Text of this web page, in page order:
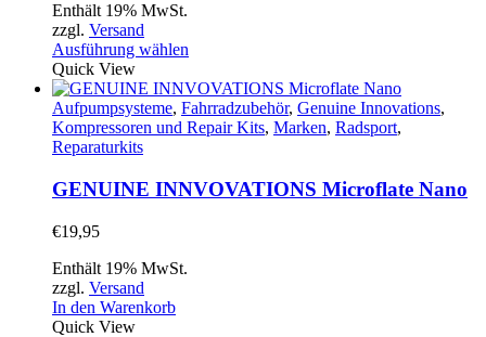
war:
€29,95
ist:
Enthält 19% MwSt.
zzgl. Versand
Ausführung wählen
weist
mehrere
Varianten
Optionen
Quick View
Aufpumpsysteme, Fahrradzubehör, Genuine Innovations,
Kompressoren und Repair Kits, Marken, Radsport,
Reparaturkits
GENUINE INNVOVATIONS Microflate Nano
€19,95
Enthält 19% MwSt.
zzgl. Versand
In den Warenkorb
Quick View